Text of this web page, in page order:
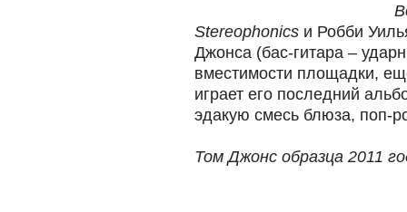
Stereophonics и Робби
Джонса (бас-гитара ‒
вместимости площадки,
играет его последний
эдакую смесь блюза, поп-
Том Джонс образца 2011